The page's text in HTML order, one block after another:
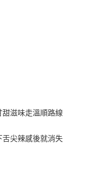
滋味走溫順路線
尖辣感後就消失